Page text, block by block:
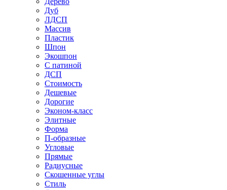
Дуб
ЛДСП
Массив
Пластик
Шпон
Экошпон
С патиной
ДСП
Стоимость
Дешевые
Дорогие
Эконом-класс
Элитные
Форма
П-образные
Угловые
Прямые
Радиусные
Скошенные углы
Стиль